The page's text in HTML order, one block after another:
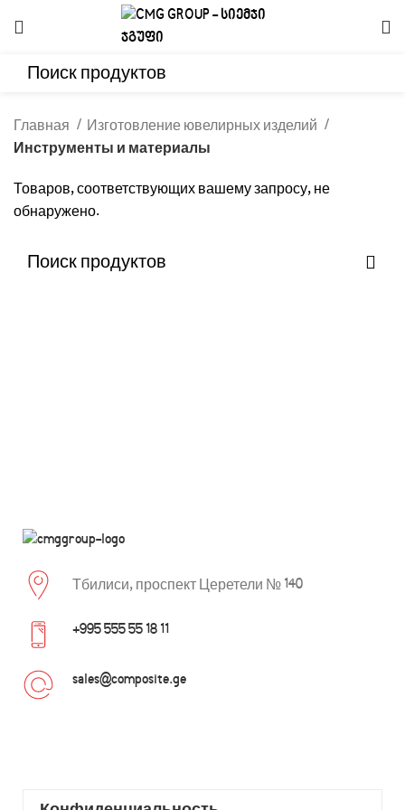
Главная
Изготовление ювелирных изделий
Инструменты и материалы
Товаров, соответствующих вашему запросу, не
обнаружено.
Тбилиси, проспект Церетели № 140
+995 555 55 18 11
sales@composite.ge